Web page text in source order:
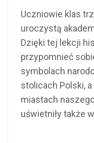
Uczniowie klas
uroczystą
Dzięki tej lekcji
przypomnieć
symbolach
stolicach Polski,
miastach
uświetniły także